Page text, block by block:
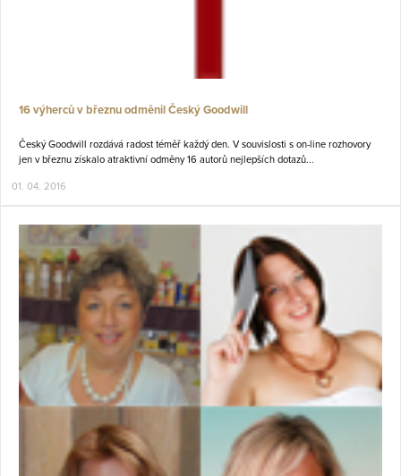
16 výherců v březnu odměnil Český Goodwill
Český Goodwill rozdává radost téměř každý den. V souvislosti s on-line rozhovory
jen v březnu získalo atraktivní odměny 16 autorů nejlepších dotazů...
01. 04. 2016